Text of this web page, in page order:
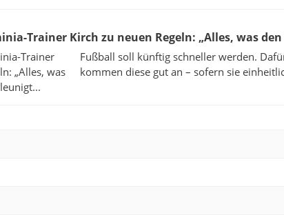
Trainer Kirch zu neuen Regeln: „Alles, was
Fußball soll künftig schneller werden.
kommen diese gut an – sofern sie